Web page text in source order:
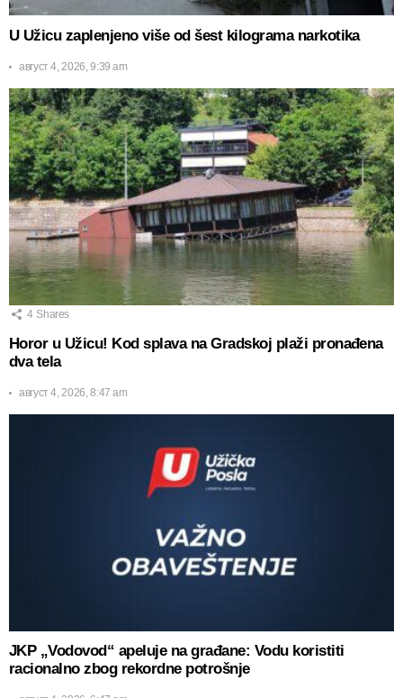
U Užicu zaplenjeno više od šest kilograma narkotika
август 4, 2026, 9:39 am
4 Shares
Horor u Užicu! Kod splava na Gradskoj plaži pronađena
dva tela
август 4, 2026, 8:47 am
JKP „Vodovod“ apeluje na građane: Vodu koristiti
racionalno zbog rekordne potrošnje